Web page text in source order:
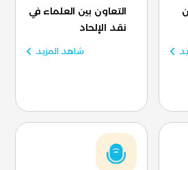
التعاون بين العلماء في
نقد الإلحاد
شاهد المزيد